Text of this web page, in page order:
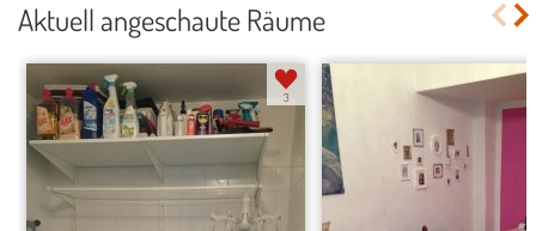
Aktuell angeschaute Räume
3